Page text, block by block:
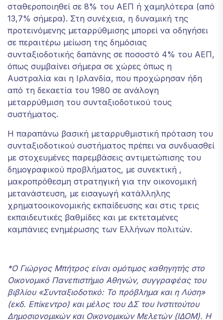
σταθεροποιηθεί σε 8% του ΑΕΠ ή χαμηλότερα (από
13,7% σήμερα). Στη συνέχεια, η δυναμική της
προτεινόμενης μεταρρύθμισης μπορεί να οδηγήσει
σε περαιτέρω μείωση της δημόσιας
συνταξιοδοτικής δαπάνης σε ποσοστό 4% του ΑΕΠ,
όπως συμβαίνει σήμερα σε χώρες όπως η
Αυστραλία και η Ιρλανδία, που προχώρησαν ήδη
από τη δεκαετία του 1980 σε ανάλογη
μεταρρύθμιση του συνταξιοδοτικού τους
συστήματος.
Η παραπάνω βασική μεταρρυθμιστική πρόταση του
συνταξιοδοτικού συστήματος πρέπει να συνδυασθεί
με στοχευμένες παρεμβάσεις αντιμετώπισης του
δημογραφικού προβλήματος, με συνεκτική ,
μακροπρόθεσμη στρατηγική για την οικονομική
μετανάστευση, με εισαγωγή κατάλληλης
χρηματοοικονομικής εκπαίδευσης και στις τρεις
εκπαιδευτικές βαθμίδες και με εκτεταμένες
καμπάνιες ενημέρωσης των Ελλήνων πολιτών.
*Ο Γιώργος Μπήτρος είναι ομότιμος καθηγητής στο
Οικονομικό Πανεπιστήμιο Αθηνών, συγγραφέας του
βιβλίου «Συνταξιοδοτικό: Το πρόβλημα και η Λύση»
(εκδ. Επίκεντρο) και μέλος του ΔΣ του Ινστιτούτου
Δημοσιονομικών και Οικονομικών Μελετών (ΙΔΟΜ). Η